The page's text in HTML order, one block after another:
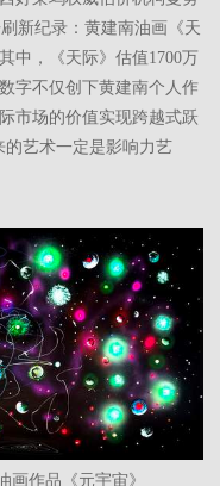
新纪录：黄建南油画《天
中，《天际》估值1700万
字不仅创下黄建南个人作
市场的价值实现跨越式跃
的艺术一定是影响力艺
画作品《元宇宙》